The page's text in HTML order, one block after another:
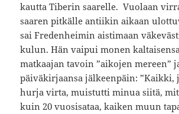
kautta Tiberin saarelle. Vuolaan
saaren pitkälle antiikin aikaan
sai Fredenheimin aistimaan
kulun. Hän vaipui monen
matkaajan tavoin ”aikojen mereen”
päiväkirjaansa jälkeenpäin: ”Kaikki,
hurja virta, muistutti minua siitä,
kuin 20 vuosisataa, kaiken muun